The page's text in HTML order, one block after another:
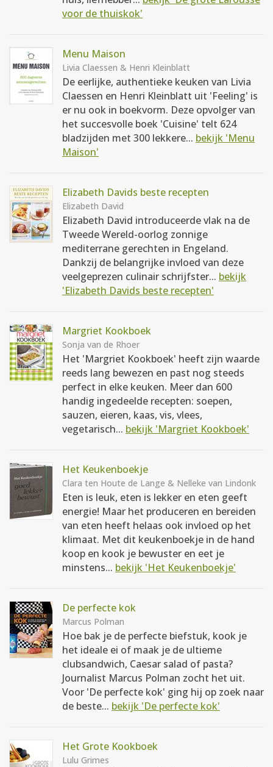
voor de thuiskok'
Menu Maison
Livia Claessen & Henri Kleinblatt
De eerlijke, authentieke keuken van Livia
Claessen en Henri Kleinblatt uit 'Feeling' is
er nu ook in boekvorm. Deze opvolger van
het succesvolle boek 'Cuisine' telt 624
bladzijden met 300 lekkere... bekijk 'Menu
Maison'
Elizabeth Davids beste recepten
Elizabeth David
Elizabeth David introduceerde vlak na de
Tweede Wereld-oorlog zonnige
mediterrane gerechten in Engeland.
Dankzij de belangrijke invloed van deze
veelgeprezen culinair schrijfster... bekijk
'Elizabeth Davids beste recepten'
Margriet Kookboek
Sonja van de Rhoer
Het 'Margriet Kookboek' heeft zijn waarde
reeds lang bewezen en past nog steeds
perfect in elke keuken. Meer dan 600
handig ingedeelde recepten: soepen,
sauzen, eieren, kaas, vis, vlees,
vegetarisch... bekijk 'Margriet Kookboek'
Het Keukenboekje
Clara ten Houte de Lange & Nelleke van Lindonk
Eten is leuk, eten is lekker en eten geeft
energie! Maar het produceren en bereiden
van eten heeft helaas ook invloed op het
klimaat. Met dit keukenboekje in de hand
koop en kook je bewuster en eet je
minstens... bekijk 'Het Keukenboekje'
De perfecte kok
Marcus Polman
Hoe bak je de perfecte biefstuk, kook je
het ideale ei of maak je de ultieme
clubsandwich, Caesar salad of pasta?
Journalist Marcus Polman zocht het uit.
Voor 'De perfecte kok' ging hij op zoek naar
de beste... bekijk 'De perfecte kok'
Het Grote Kookboek
Lulu Grimes